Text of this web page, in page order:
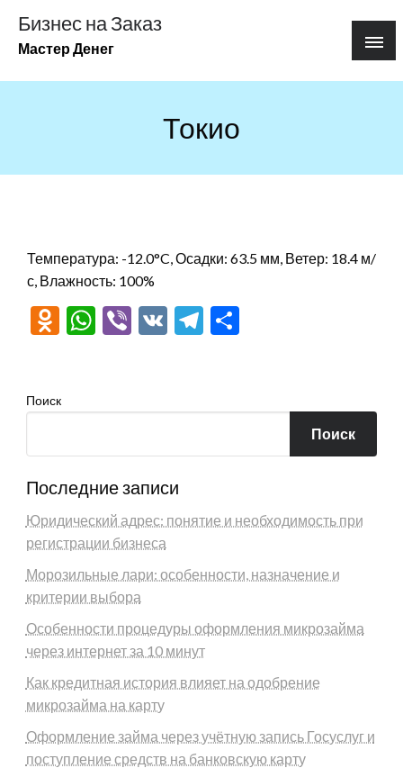
содержимому
Бизнес на Заказ
Мастер Денег
Токио
Температура: -12.0°C, Осадки: 63.5 мм, Ветер: 18.4 м/
с, Влажность: 100%
Odnoklassniki
WhatsApp
Viber
VK Telegram
Поиск
Поиск
Последние записи
Юридический адрес: понятие и необходимость при
регистрации бизнеса
Морозильные лари: особенности, назначение и
критерии выбора
Особенности процедуры оформления микрозайма
через интернет за 10 минут
Как кредитная история влияет на одобрение
микрозайма на карту
Оформление займа через учётную запись Госуслуг и
поступление средств на банковскую карту